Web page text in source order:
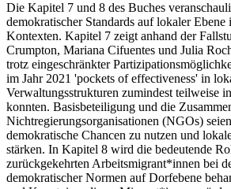
Die Kapitel 7 und 8 des Buches
demokratischer Standards auf lokaler Ebene
Kontexten. Kapitel 7 zeigt anhand der
Crumpton, Mariana Cifuentes und Julia
trotz eingeschränkter
im Jahr 2021 'pockets of effectiveness' in
Verwaltungsstrukturen zumindest teilweise
konnten. Basisbeteiligung und die
Nichtregierungsorganisationen (NGOs)
demokratische Chancen zu nutzen und
stärken. In Kapitel 8 wird die bedeutende
zurückgekehrten Arbeitsmigrant*innen bei
demokratischer Normen auf Dorfebene